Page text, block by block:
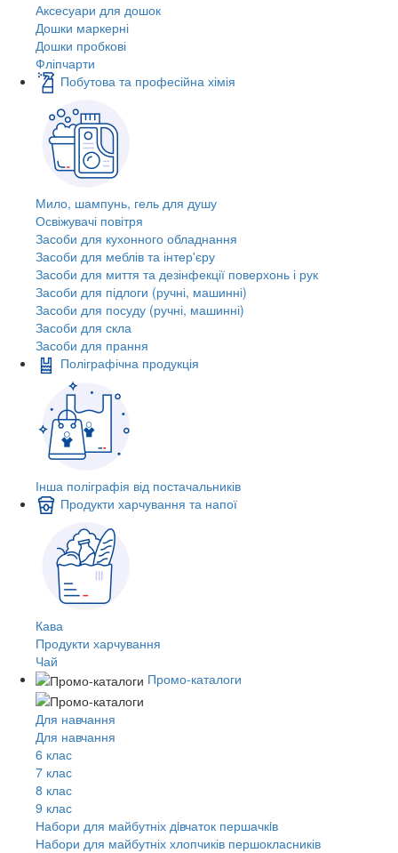
Аксесуари для дошок
Дошки маркерні
Дошки пробкові
Фліпчарти
Побутова та професійна хімія
Мило, шампунь, гель для душу
Освіжувачі повітря
Засоби для кухонного обладнання
Засоби для меблів та інтер'єру
Засоби для миття та дезінфекції поверхонь і рук
Засоби для підлоги (ручні, машинні)
Засоби для посуду (ручні, машинні)
Засоби для скла
Засоби для прання
Поліграфічна продукція
Інша поліграфія від постачальників
Продукти харчування та напої
Кава
Продукти харчування
Чай
Промо-каталоги
Для навчання
Для навчання
6 клас
7 клас
8 клас
9 клас
Набори для майбутніх дiвчаток першачкiв
Набори для майбутніх хлопчиків першокласників